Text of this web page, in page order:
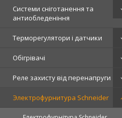
Системи сніготанення та
антиобледеніння
Терморегулятори і датчики
Обігрівачі
Реле захисту від перенапруги
Электрофурнитура Schneider